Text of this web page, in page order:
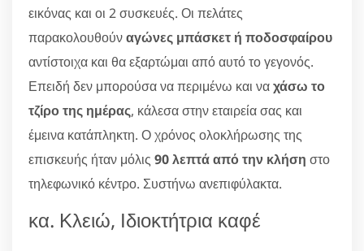
εικόνας και οι 2 συσκευές. Οι πελάτες
παρακολουθούναγώνες μπάσκετ ή ποδοσφαίρου
αντίστοιχα και θα εξαρτώμαι από αυτό το γεγονός.
Επειδή δεν μπορούσα να περιμένω και ναχάσω το
τζίρο της ημέρας, κάλεσα στην εταιρεία σας και
έμεινα κατάπληκτη. Ο χρόνος ολοκλήρωσης της
επισκευής ήταν μόλις 90 λεπτά από την κλήση στο
τηλεφωνικό κέντρο. Συστήνω ανεπιφύλακτα.
κα. Κλειώ, Ιδιοκτήτρια καφέ